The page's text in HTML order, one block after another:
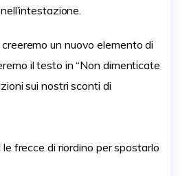
un nuovo elemento di
il testo in “Non dimenticate
sui nostri sconti di
frecce di riordino per spostarlo